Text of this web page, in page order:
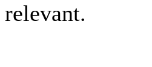
relevant.